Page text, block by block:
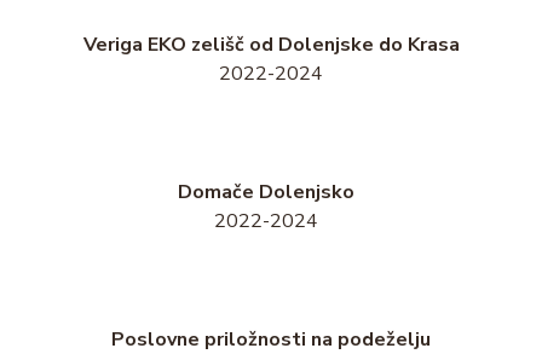
Veriga EKO zelišč od Dolenjske do Krasa
2022-2024
Domače Dolenjsko
2022-2024
Poslovne priložnosti na podeželju